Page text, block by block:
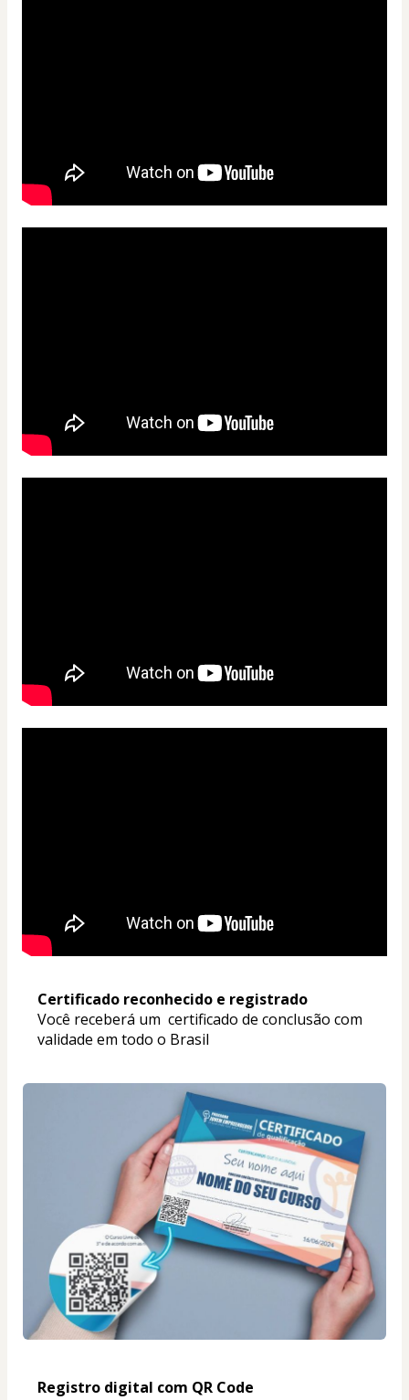
Certificado reconhecido e registrado
Você receberá um  certificado de conclusão com
validade em todo o Brasil
Registro digital com QR Code